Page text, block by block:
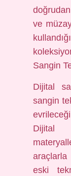
ve
Sangin
Dijital
sangin
Dijital
araçlarla
eski